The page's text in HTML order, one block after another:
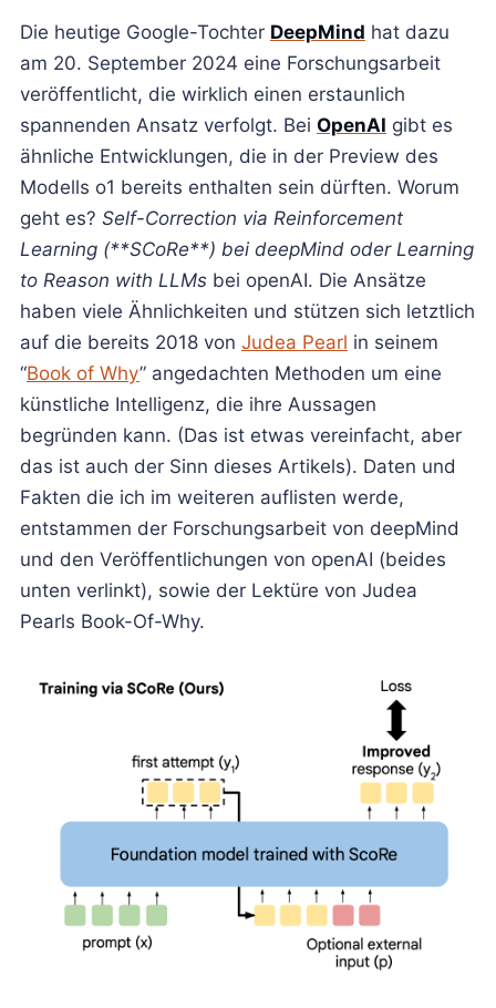
Die heutige Google-Tochter DeepMind hat dazu
am 20. September 2024 eine Forschungsarbeit
veröffentlicht, die wirklich einen erstaunlich
spannenden Ansatz verfolgt. Bei OpenAI gibt es
ähnliche Entwicklungen, die in der Preview des
Modells o1 bereits enthalten sein dürften. Worum
geht es? Self-Correction via Reinforcement
Learning (**SCoRe**) bei deepMind oder Learning
to Reason with LLMs bei openAI. Die Ansätze
haben viele Ähnlichkeiten und stützen sich letztlich
auf die bereits 2018 von Judea Pearl in seinem
“Book of Why” angedachten Methoden um eine
künstliche Intelligenz, die ihre Aussagen
begründen kann. (Das ist etwas vereinfacht, aber
das ist auch der Sinn dieses Artikels). Daten und
Fakten die ich im weiteren auflisten werde,
entstammen der Forschungsarbeit von deepMind
und den Veröffentlichungen von openAI (beides
unten verlinkt), sowie der Lektüre von Judea
Pearls Book-Of-Why.